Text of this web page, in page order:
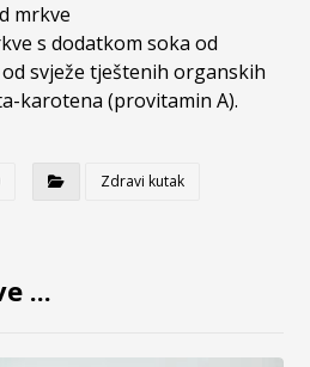
mrkve
s dodatkom soka od
svježe tještenih organskih
karotena (provitamin A).
Zdravi kutak
...